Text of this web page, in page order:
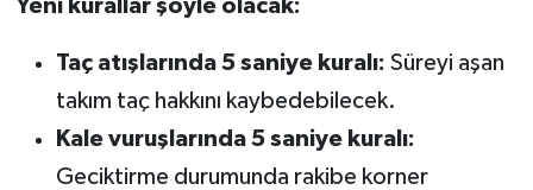
Yeni kurallar şöyle olacak:
Taç atışlarında 5 saniye kuralı: Süreyi aşan
takım taç hakkını kaybedebilecek.
Kale vuruşlarında 5 saniye kuralı:
Geciktirme durumunda rakibe korner